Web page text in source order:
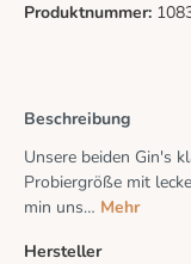
Produktnummer:
Beschreibung
Unsere beiden Gin's
Probiergröße mit
min uns… Mehr
Hersteller